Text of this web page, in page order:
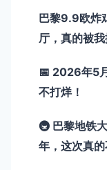
巴黎9.9欧炸
厅，真的被
📅 2026年5
不打烊！
🚇 巴黎地铁
年，这次真